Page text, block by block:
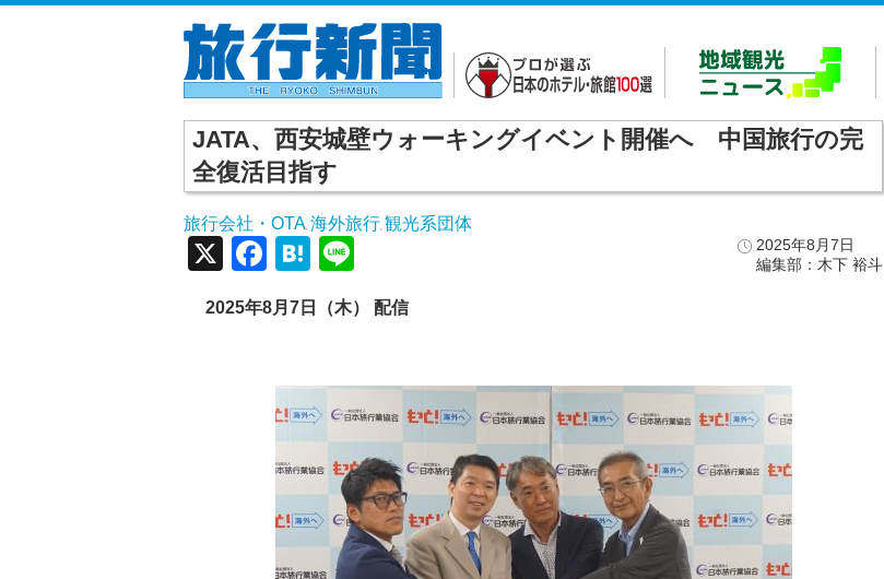
JATA、西安城壁ウォーキングイベント開催へ 中国旅行の完
全復活目指す
旅行会社・OTA 海外旅行 ,観光系団体
2025年8月7日
編集部：木下 裕斗
X Facebook
Hatena
2025年8月7日（木） 配信